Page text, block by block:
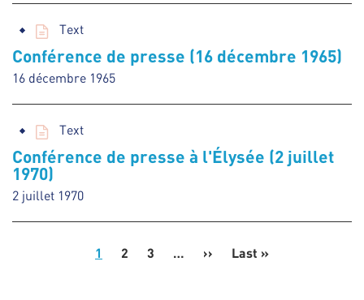
Text
Conférence de presse (16 décembre 1965)
16 décembre 1965
Text
Conférence de presse à l'Élysée (2 juillet
1970)
2 juillet 1970
Pagination
1 2 3 … ›› NextLast »